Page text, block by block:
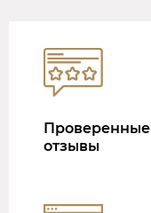
Проверенные
отзывы